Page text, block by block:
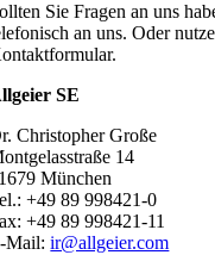
Sie Fragen an uns
an uns. Oder
SE
Christopher Große
14
München
+49 89 998421-0
+49 89 998421-11
Mail:ir@allgeier.com